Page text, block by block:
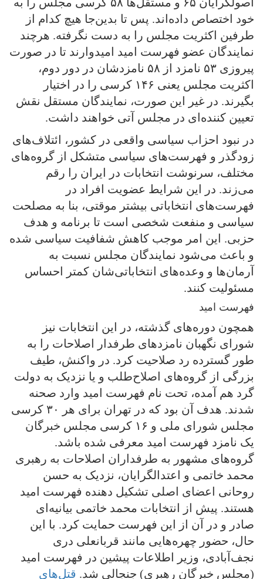
خود اختصاص داده‌اند. پس تا بدین‌جا هیچ کدام از
طرفین اکثریت مجلس را به دست نگرفته. هرچند
نمایندگان عضو فهرست امید امیدوارند تا در صورت
پیروزی ۵۳ نامزد از ۵۸ نامزدشان در دور دوم،
اکثریت مجلس یعنی ۱۴۶ کرسی را در اختیار
بگیرند. در غیر این صورت، نمایندگان مستقل نقش
تعیین کننده‌ای در مجلس آتی خواهند داشت.
در نبود احزاب سیاسی واقعی در کشور، ائتلاف‌های
زودگذر و فهرست‌های سیاسی متشکل از گروه‌های
مختلف، سرنوشت انتخابات در ایران را رقم
می‌زند. در این شرایط عضویت افراد در
فهرست‌های انتخاباتی بیشتر موقتی، بنا به مصلحت
سیاسی و منفعت شخصی است تا برنامه و هدف
حزبی. این امر موجب کاهش شفافیت سیاسی شده
و باعث می‌شود نمایندگان مجلس نسبت به
آرمان‌ها و وعده‌های انتخاباتی‌شان کمتر احساس
مسئولیت کنند.
فهرست امید
همچون دوره‌های گذشته، در این انتخابات نیز
شورای نگهبان نامزدهای طرفدار اصلاحات را به
طور گسترده رد صلاحیت کرد. در واکنش، طیف
بزرگی از گروه‌های اصلاح‌طلب و یا نزدیک به دولت
گرد هم آمده، تحت نام فهرست امید وارد صحنه
شدند. هدف آن بود که در تهران برای هر ۳۰ کرسی
مجلس شورای ملی و ۱۶ کرسی مجلس خبرگان
یک نامزد فهرست امید معرفی شده باشد.
گروه‌های مشهور به طرفداران اصلاحات به رهبری
محمد خاتمی و اعتدالگرایان، نزدیک به حسن
روحانی اعضای اصلی تشکیل دهنده فهرست امید
هستند. پیش از انتخابات محمد خاتمی بیانیه‌ای
صادر و در آن از این فهرست حمایت کرد. با این
حال، حضور چهره‌هایی مانند قربانعلی دری
نجف‌آبادی، وزیر اطلاعات پیشین در فهرست امید
(مجلس خبرگان رهبری) جنجالی شد. قتل‌های